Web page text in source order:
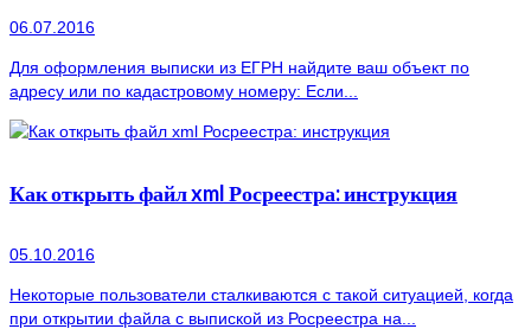
06.07.2016
Для оформления выписки из ЕГРН найдите ваш объект по
адресу или по кадастровому номеру: Если...
Как открыть файл xml Росреестра: инструкция
05.10.2016
Некоторые пользователи сталкиваются с такой ситуацией, когда
при открытии файла с выпиской из Росреестра на...